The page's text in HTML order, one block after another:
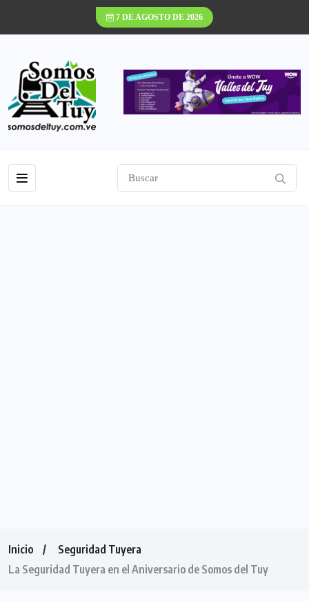
7 DE AGOSTO DE 2026
Inicio
Seguridad Tuyera
La Seguridad Tuyera en el Aniversario de Somos del Tuy